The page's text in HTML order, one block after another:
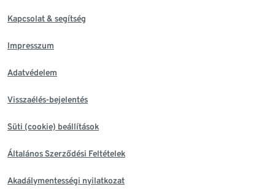
Kapcsolat & segítség
Impresszum
Adatvédelem
Visszaélés-bejelentés
Süti (cookie) beállítások
Általános Szerződési Feltételek
Akadálymentességi nyilatkozat